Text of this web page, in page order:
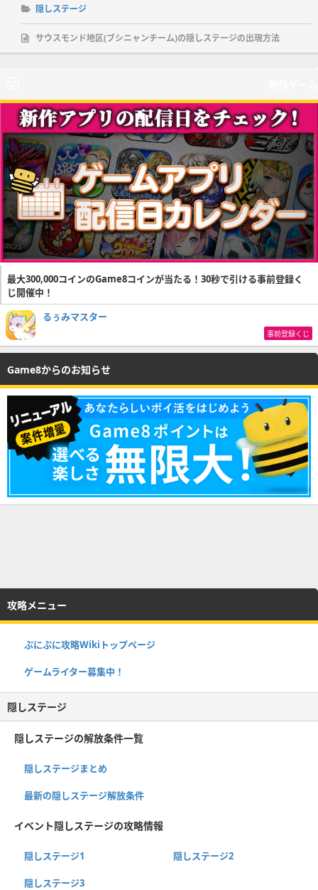
隠しステージ
サウスモンド地区(ブシニャンチーム)の隠しステージの出現方法
最大300,000コインのGame8コインが当たる！30秒で引ける事前登録く
じ開催中！
るぅみマスター
事前登録くじ
Game8からのお知らせ
攻略メニュー
ぷにぷに攻略Wikiトップページ
ゲームライター募集中！
隠しステージ
隠しステージの解放条件一覧
隠しステージまとめ
最新の隠しステージ解放条件
イベント隠しステージの攻略情報
隠しステージ1 隠しステージ2
隠しステージ3